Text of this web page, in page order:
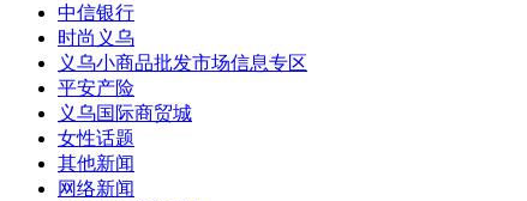
中信银行
时尚义乌
义乌小商品批发市场信息专区
平安产险
义乌国际商贸城
女性话题
其他新闻
网络新闻